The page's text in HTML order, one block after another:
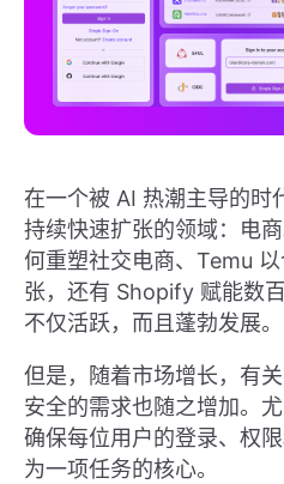
在一个被 AI 热潮主导的时
持续快速扩张的领域：电
何重塑社交电商、Temu
张，还有 Shopify 赋能数
不仅活跃，而且蓬勃发展。
但是，随着市场增长，有
安全的需求也随之增加。
确保每位用户的登录、权
为一项任务的核心。